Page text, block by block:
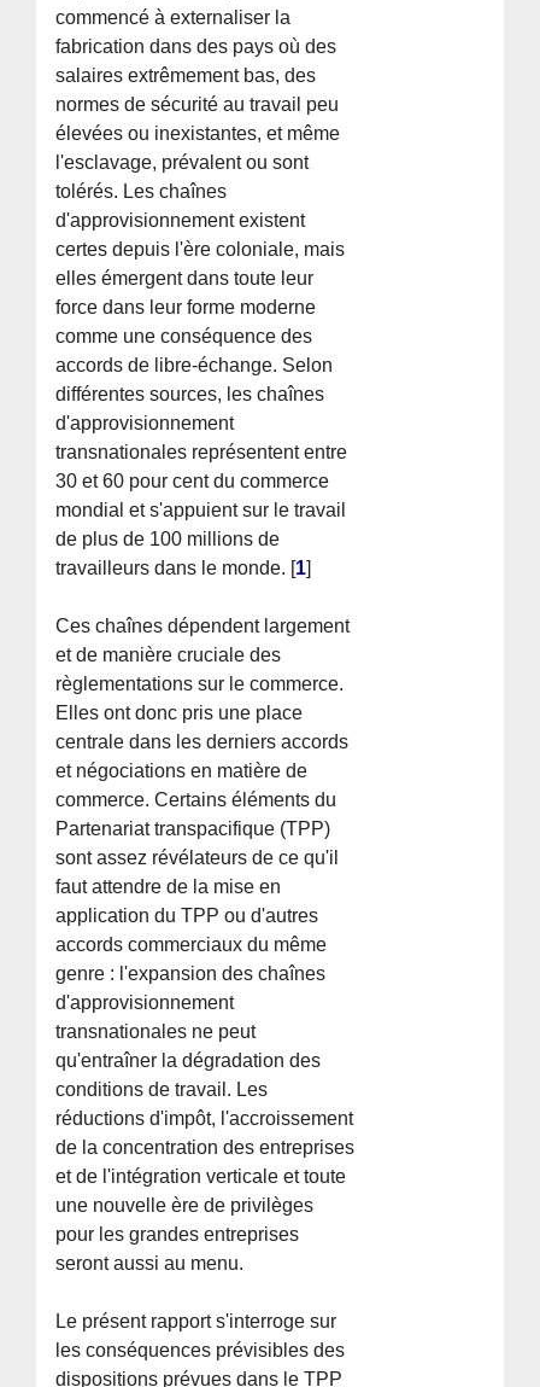
commencé à externaliser la
fabrication dans des pays où des
salaires extrêmement bas, des
normes de sécurité au travail peu
élevées ou inexistantes, et même
l'esclavage, prévalent ou sont
tolérés. Les chaînes
d'approvisionnement existent
certes depuis l'ère coloniale, mais
elles émergent dans toute leur
force dans leur forme moderne
comme une conséquence des
accords de libre-échange. Selon
différentes sources, les chaînes
d'approvisionnement
transnationales représentent entre
30 et 60 pour cent du commerce
mondial et s'appuient sur le travail
de plus de 100 millions de
travailleurs dans le monde. [1]
Ces chaînes dépendent largement
et de manière cruciale des
règlementations sur le commerce.
Elles ont donc pris une place
centrale dans les derniers accords
et négociations en matière de
commerce. Certains éléments du
Partenariat transpacifique (TPP)
sont assez révélateurs de ce qu'il
faut attendre de la mise en
application du TPP ou d'autres
accords commerciaux du même
genre : l'expansion des chaînes
d'approvisionnement
transnationales ne peut
qu'entraîner la dégradation des
conditions de travail. Les
réductions d'impôt, l'accroissement
de la concentration des entreprises
et de l'intégration verticale et toute
une nouvelle ère de privilèges
pour les grandes entreprises
seront aussi au menu.
Le présent rapport s'interroge sur
les conséquences prévisibles des
dispositions prévues dans le TPP